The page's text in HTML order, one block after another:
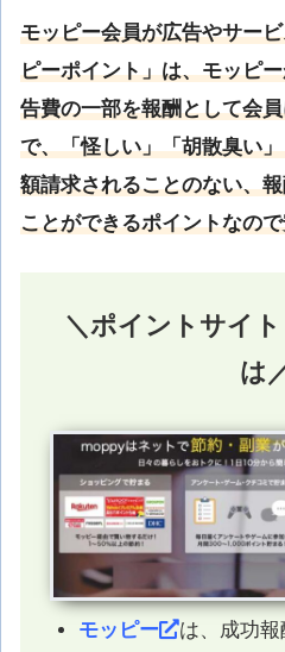
モッピー会員が広告やサー
ピーポイント」は、モッピ
告費の一部を報酬として会
で、「怪しい」「胡散臭い
額請求されることのない、
ことができるポイントなの
＼ポイントサイ
は
モッピー
は、成功